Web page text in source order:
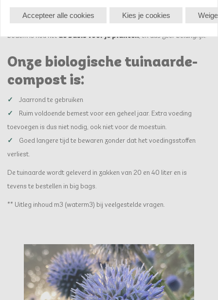
kort en voegt weer niks toe aan de ontwikkeling van je bodem. En die
bodem is nou netde basis voor je planten, en dus zeer belangrijk!
Onze biologische tuinaarde-
compost is:
Jaarrond te gebruiken
Ruim voldoende bemest voor een geheel jaar. Extra voeding
toevoegen is dus niet nodig, ook niet voor de moestuin.
Goed langere tijd te bewaren zonder dat het voedingsstoffen
verliest.
De tuinaarde wordt geleverd in zakken van 20 en 40 liter en is
tevens te bestellen in big bags.
** Uitleg inhoud m3 (waterm3) bij veelgestelde vragen.
Accepteer alle cookies Kies je cookies